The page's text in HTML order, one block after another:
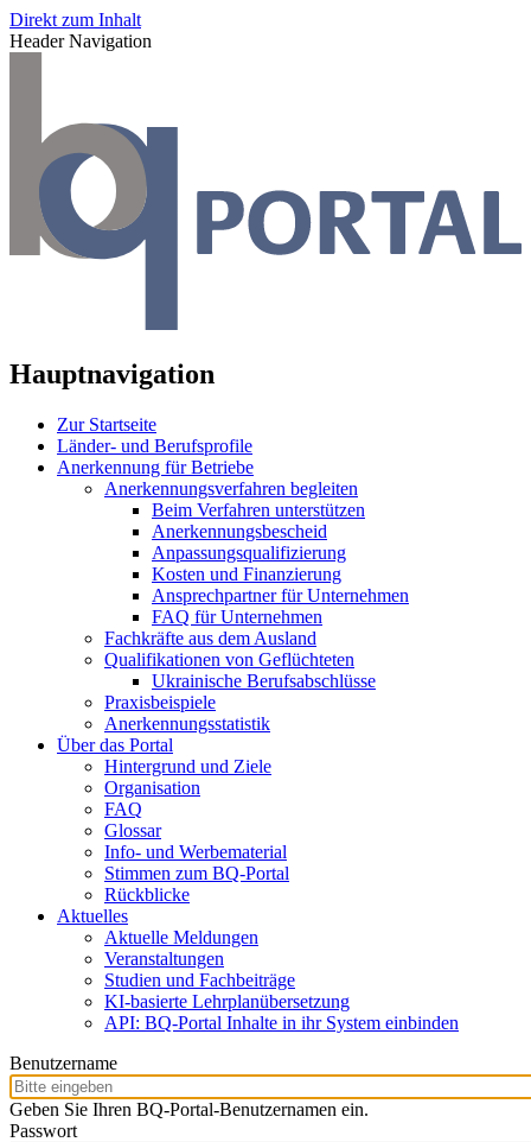
Direkt zum Inhalt
Header Navigation
Hauptnavigation
Zur Startseite
Länder- und Berufsprofile
Anerkennung für Betriebe
Anerkennungsverfahren begleiten
Beim Verfahren unterstützen
Anerkennungsbescheid
Anpassungsqualifizierung
Kosten und Finanzierung
Ansprechpartner für Unternehmen
FAQ für Unternehmen
Fachkräfte aus dem Ausland
Qualifikationen von Geflüchteten
Ukrainische Berufsabschlüsse
Praxisbeispiele
Anerkennungsstatistik
Über das Portal
Hintergrund und Ziele
Organisation
FAQ
Glossar
Info- und Werbematerial
Stimmen zum BQ-Portal
Rückblicke
Aktuelles
Aktuelle Meldungen
Veranstaltungen
Studien und Fachbeiträge
KI-basierte Lehrplanübersetzung
API: BQ-Portal Inhalte in ihr System einbinden
Benutzername
Geben Sie Ihren BQ-Portal-Benutzernamen ein.
Passwort